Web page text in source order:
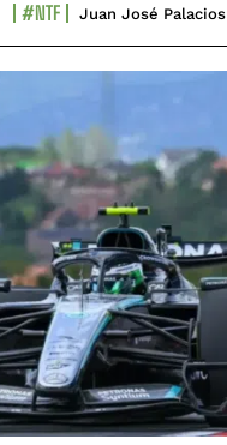
#NTF Juan José Palacios